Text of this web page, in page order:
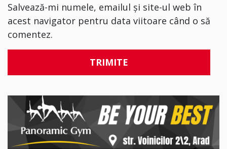
Salvează-mi numele, emailul și site-ul web în
acest navigator pentru data viitoare când o să
comentez.